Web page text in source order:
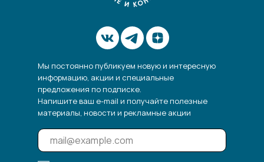
Мы постоянно публикуем новую и интересную
информацию, акции и специальные
предложения по подписке.
Напишите ваш e-mail и получайте полезные
материалы, новости и рекламные акции